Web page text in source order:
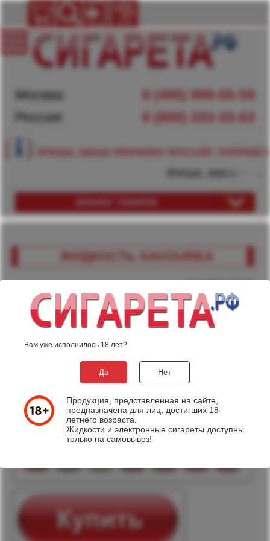
Вам уже исполнилось 18 лет?
Да Нет
Продукция, представленная на сайте,
предназначена для лиц, достигших 18-
летнего возраста.
Жидкости и электронные сигареты доступны
только на самовывоз!
Москва:
Россия:
8 (495) 999-55-59
8 (800) 333-33-63
ПРОСЬБА, ЗАКАЗЫ ОФОРМЛЯТЬ ЧЕРЕЗ САЙТ, ТЕЛЕФОНЫ
КАТАЛОГ ТОВАРОВ
ЖИДКОСТЬ SAVOUREА
19.10.2015 18:37:47
Жидкость Savoureа
Ароматные и вкусные жижи Savourea пополнили линейку
Невероятные сочетания табака и пряностей, микс из личи и
дыни, ментоловые табаки и вкусные кофейные десерты -